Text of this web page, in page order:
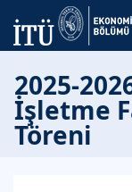
2025-
İşletme
Töreni